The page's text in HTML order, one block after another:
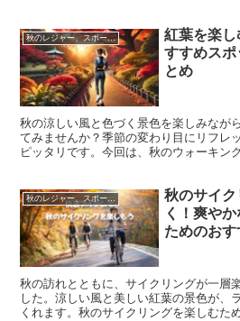
秋のレジャー、スポーツを快適に！
紅葉を楽
すすめスポ
とめ
秋の涼しい風と色づく景色を楽しみなが
てみませんか？季節の変わり目にリフレ
ピッタリです。今回は、秋のウォーキン
秋のレジャー、スポーツを快適に！
秋のサイク
く！爽や
ためのお
秋の訪れとともに、サイクリングが一層
した。涼しい風と美しい紅葉の景色が、
くれます。秋のサイクリングを楽しむた